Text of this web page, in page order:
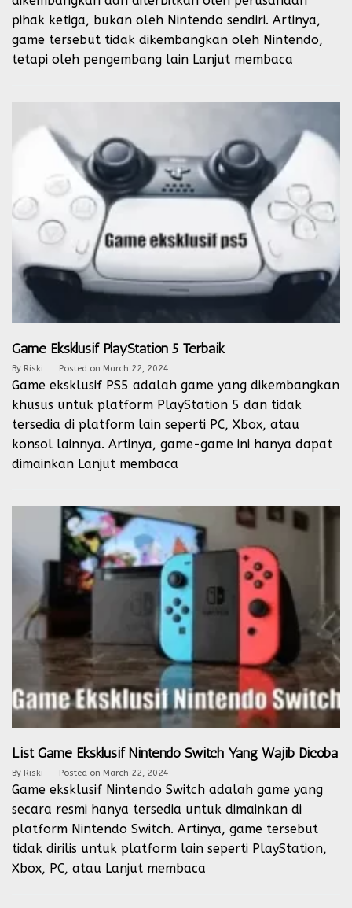
pihak ketiga, bukan oleh Nintendo sendiri. Artinya,
game tersebut tidak dikembangkan oleh Nintendo,
tetapi oleh pengembang lain Lanjut membaca
Game Eksklusif PlayStation 5 Terbaik
By Riski Posted on March 22, 2024
Game eksklusif PS5 adalah game yang dikembangkan
khusus untuk platform PlayStation 5 dan tidak
tersedia di platform lain seperti PC, Xbox, atau
konsol lainnya. Artinya, game-game ini hanya dapat
dimainkan Lanjut membaca
List Game Eksklusif Nintendo Switch Yang Wajib Dicoba
By Riski Posted on March 22, 2024
Game eksklusif Nintendo Switch adalah game yang
secara resmi hanya tersedia untuk dimainkan di
platform Nintendo Switch. Artinya, game tersebut
tidak dirilis untuk platform lain seperti PlayStation,
Xbox, PC, atau Lanjut membaca